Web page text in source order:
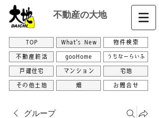
不動産の大地
TOP What's New 物件検索
不動産終活 gooHome うちなーらいふ
戸建住宅 マンション 宅地
その他土地 畑 お問合せ
グループ